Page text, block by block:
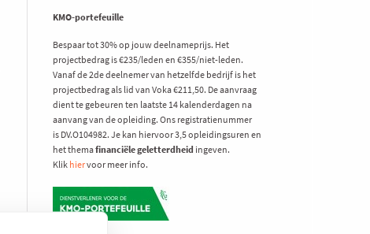
KMO-portefeuille
Bespaar tot 30% op jouw deelnameprijs. Het
projectbedrag is €235/leden en €355/niet-leden.
Vanaf de 2de deelnemer van hetzelfde bedrijf is het
projectbedrag als lid van Voka €211,50. De aanvraag
dient te gebeuren ten laatste 14 kalenderdagen na
aanvang van de opleiding. Ons registratienummer
is DV.O104982. Je kan hiervoor 3,5 opleidingsuren en
het themafinanciële geletterdheid ingeven.
Klik hiervoor meer info.